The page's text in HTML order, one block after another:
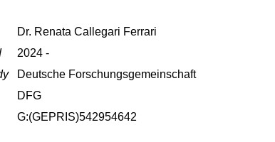
Dr. Renata Callegari Ferrari
2024 -
Deutsche Forschungsgemeinschaft
DFG
G:(GEPRIS)542954642